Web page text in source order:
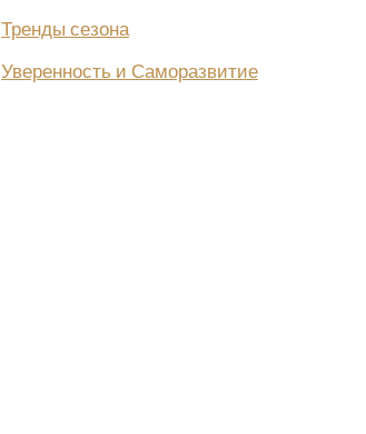
Тренды сезона
Уверенность и Саморазвитие